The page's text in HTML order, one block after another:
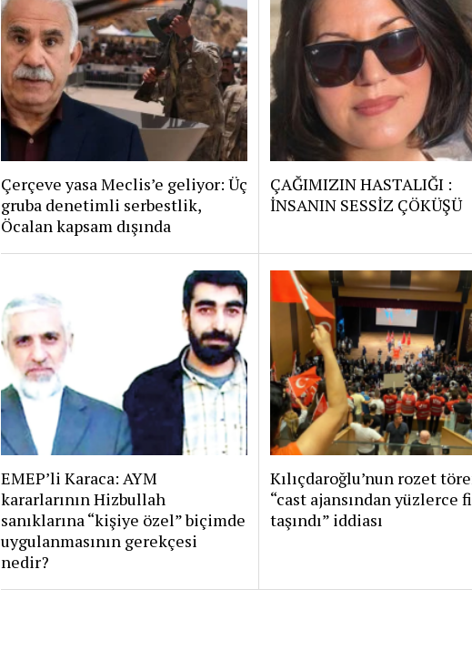
Çerçeve yasa Meclis’e geliyor: Üç
gruba denetimli serbestlik,
Öcalan kapsam dışında
ÇAĞIMIZIN HASTALIĞI :
İNSANIN SESSİZ ÇÖKÜŞÜ
EMEP’li Karaca: AYM
kararlarının Hizbullah
sanıklarına “kişiye özel” biçimde
uygulanmasının gerekçesi
nedir?
Kılıçdaroğlu’nun rozet
“cast ajansından yüzlerce
taşındı” iddiası